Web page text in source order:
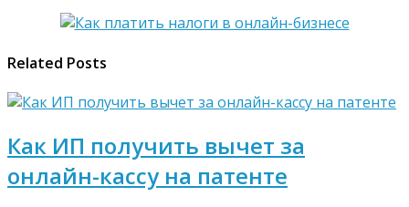
Related Posts
Как ИП получить вычет за
онлайн-кассу на патенте